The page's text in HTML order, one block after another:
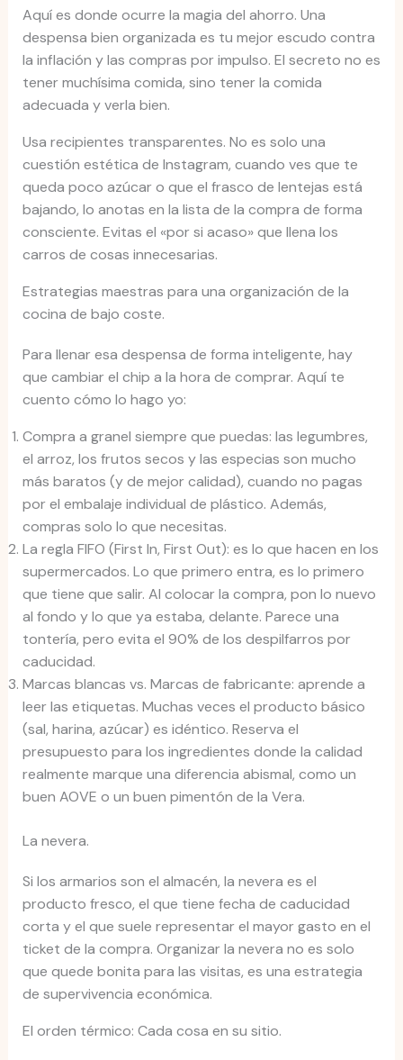
Aquí es donde ocurre la magia del ahorro. Una
despensa bien organizada es tu mejor escudo contra
la inflación y las compras por impulso. El secreto no es
tener muchísima comida, sino tener la comida
adecuada y verla bien.
Usa recipientes transparentes. No es solo una
cuestión estética de Instagram, cuando ves que te
queda poco azúcar o que el frasco de lentejas está
bajando, lo anotas en la lista de la compra de forma
consciente. Evitas el «por si acaso» que llena los
carros de cosas innecesarias.
Estrategias maestras para una organización de la
cocina de bajo coste.
Para llenar esa despensa de forma inteligente, hay
que cambiar el chip a la hora de comprar. Aquí te
cuento cómo lo hago yo:
Compra a granel siempre que puedas: las legumbres,
el arroz, los frutos secos y las especias son mucho
más baratos (y de mejor calidad), cuando no pagas
por el embalaje individual de plástico. Además,
compras solo lo que necesitas.
La regla FIFO (First In, First Out): es lo que hacen en los
supermercados. Lo que primero entra, es lo primero
que tiene que salir. Al colocar la compra, pon lo nuevo
al fondo y lo que ya estaba, delante. Parece una
tontería, pero evita el 90% de los despilfarros por
caducidad.
Marcas blancas vs. Marcas de fabricante: aprende a
leer las etiquetas. Muchas veces el producto básico
(sal, harina, azúcar) es idéntico. Reserva el
presupuesto para los ingredientes donde la calidad
realmente marque una diferencia abismal, como un
buen AOVE o un buen pimentón de la Vera.
La nevera.
Si los armarios son el almacén, la nevera es el
producto fresco, el que tiene fecha de caducidad
corta y el que suele representar el mayor gasto en el
ticket de la compra. Organizar la nevera no es solo
que quede bonita para las visitas, es una estrategia
de supervivencia económica.
El orden térmico: Cada cosa en su sitio.